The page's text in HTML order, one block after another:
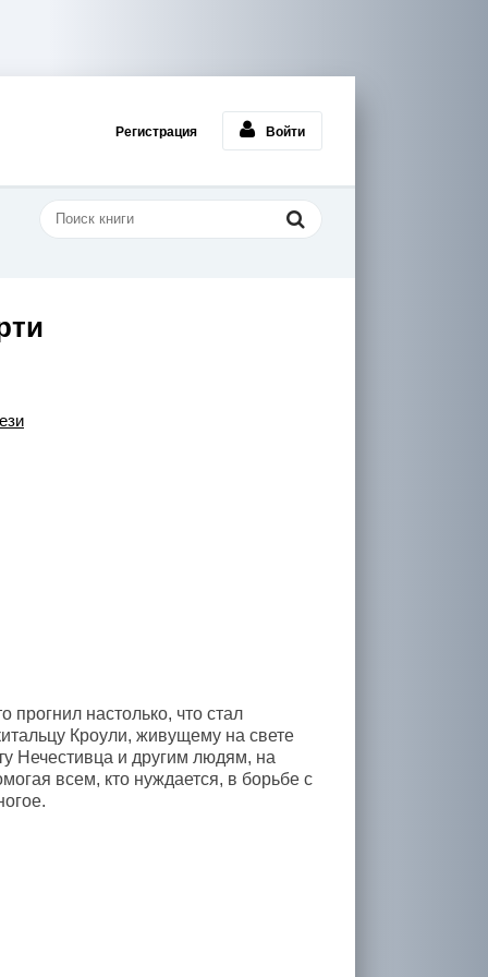
Регистрация Войти
настолько, что стал
Кроули, живущему на свете
Нечестивца и другим людям, на
всем, кто нуждается, в борьбе с